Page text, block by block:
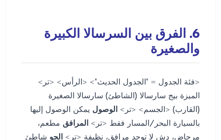
6. الفرق بين السرسالا الكبيرة
والصغيرة
<فئة الجدول = "الجدول الحديث"> <الرأس> <تر>
الميزة بيج سارسالا (الشاطئ) سارسالا الصغيرة
(القارب) <الجسم> <تر>
الوصول يمكن الوصول إليها
بالسيارة البحر/المسار فقط <تر>
المرافق مطعم،
مرحاض، دش لا توجد مرافق، نظيفة <تر>
الجو شاطئ